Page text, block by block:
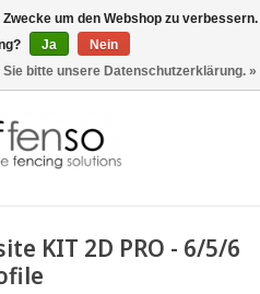
KIT 2D PRO - 6/5/6
um den Webshop zu verbessern.
Ja
Nein
bitte unsere Datenschutzerklärung. »